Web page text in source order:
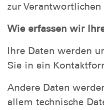
zur
Wie erfassen wir
Ihre Daten werden
Sie in ein
Andere Daten
allem technische